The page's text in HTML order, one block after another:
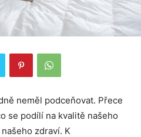
neměl podceňovat. Přece
se podílí na kvalitě našeho
zdraví. K